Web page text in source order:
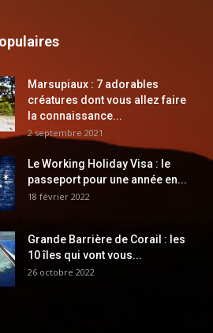
Marsupiaux : 7 adorables
créatures dont vous allez faire
la connaissance...
2 septembre 2021
Le Working Holiday Visa : le
passeport pour une année en...
18 février 2022
Grande Barrière de Corail : les
10 îles qui vont vous...
26 octobre 2022